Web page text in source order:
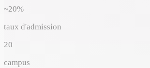
~20%
taux d'admission
20
campus